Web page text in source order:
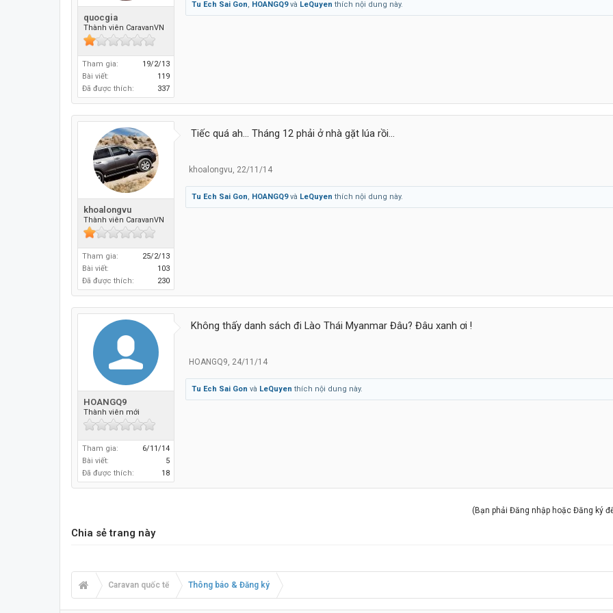
quocgia
Thành viên CaravanVN
Tham gia:
19/2/13
Bài viết:
119
Đã được thích:
337
Tu Ech Sai Gon, HOANGQ9và LeQuyen thích nội dung này.
khoalongvu
Thành viên CaravanVN
Tham gia:
25/2/13
Bài viết:
103
Đã được thích:
230
Tiếc quá ah... Tháng 12 phải ở nhà gặt lúa rồi...
khoalongvu, 22/11/14
Tu Ech Sai Gon, HOANGQ9và LeQuyen thích nội dung này.
HOANGQ9
Thành viên mới
Tham gia:
6/11/14
Bài viết:
5
Đã được thích:
18
Không thấy danh sách đi Lào Thái Myanmar Đâu? Đâu xanh ơi !
HOANGQ9, 24/11/14
Tu Ech Sai Gon và LeQuyen thích nội dung này.
(Bạn phải Đăng nhập hoặc Đăng ký
Chia sẻ trang này
Caravan quốc tế Thông báo & Đăng ký